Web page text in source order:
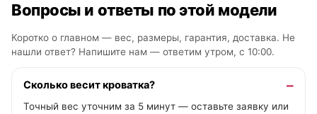
Вопросы и ответы по этой модели
Коротко о главном — вес, размеры, гарантия, доставка. Не
нашли ответ? Напишите нам — ответим утром, с 10:00.
Сколько весит кроватка?
Точный вес уточним за 5 минут — оставьте заявку или